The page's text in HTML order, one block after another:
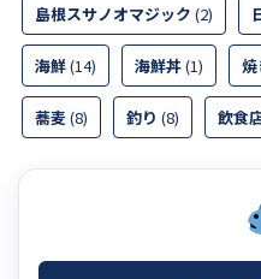
島根スサノオマジック (2)
海鮮(14) 海鮮丼(1)
蕎麦(8) 釣り (8) 飲食